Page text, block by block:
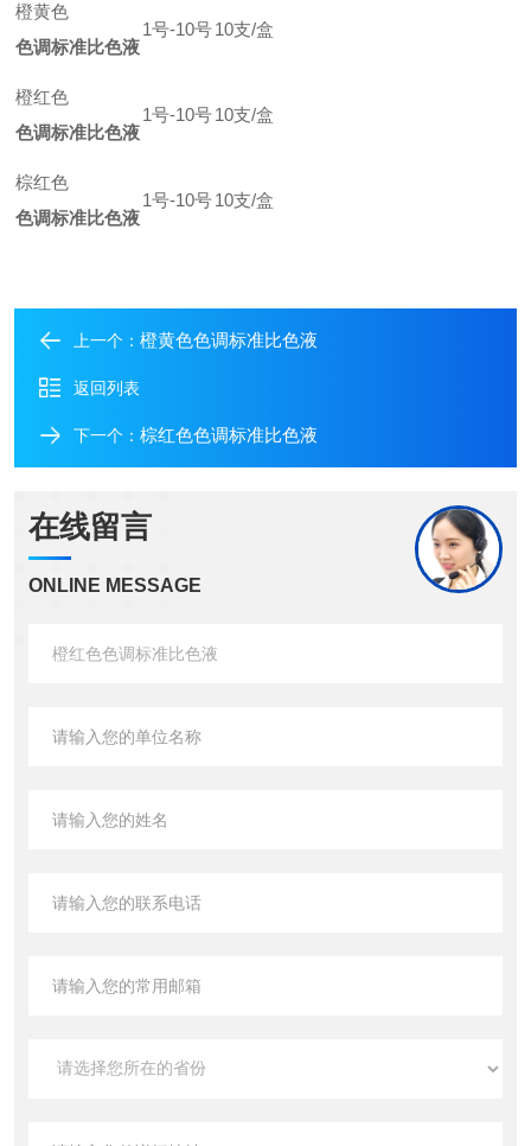
橙黄色
色调标准比色液
1号-10号10支/盒
橙红色
色调标准比色液
1号-10号10支/盒
棕红色
色调标准比色液
1号-10号10支/盒
上一个： 橙黄色色调标准比色液
返回列表
下一个： 棕红色色调标准比色液
在线留言
ONLINE MESSAGE